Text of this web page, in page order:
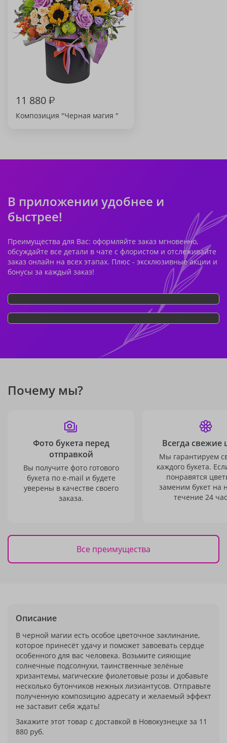
11 880₽
Композиция "Черная магия "
В приложении удобнее и
быстрее!
Преимущества для Вас: оформляйте заказ мгновенно,
обсуждайте все детали в чате с флористом и отслеживайте
заказ онлайн на всех этапах. Плюс - эксклюзивные акции и
бонусы за каждый заказ!
Почему мы?
Фото букета перед
отправкой
Вы получите фото готового
букета по e-mail и будете
уверены в качестве своего
заказа.
Всегда свежие
Мы гарантируем
каждого букета.
понравятся
заменим букет на
течение 24
Все преимущества
Описание
В черной магии есть особое цветочное заклинание,
которое принесёт удачу и поможет завоевать сердце
особенного для вас человека. Возьмите сияющие
солнечные подсолнухи, таинственные зелёные
хризантемы, магические фиолетовые розы и добавьте
несколько бутончиков нежных лизиантусов. Отправьте
полученную композицию адресату и желаемый эффект
не заставит себя ждать!
Закажите этот товар с доставкой в Новокузнецке за 11
880 руб.